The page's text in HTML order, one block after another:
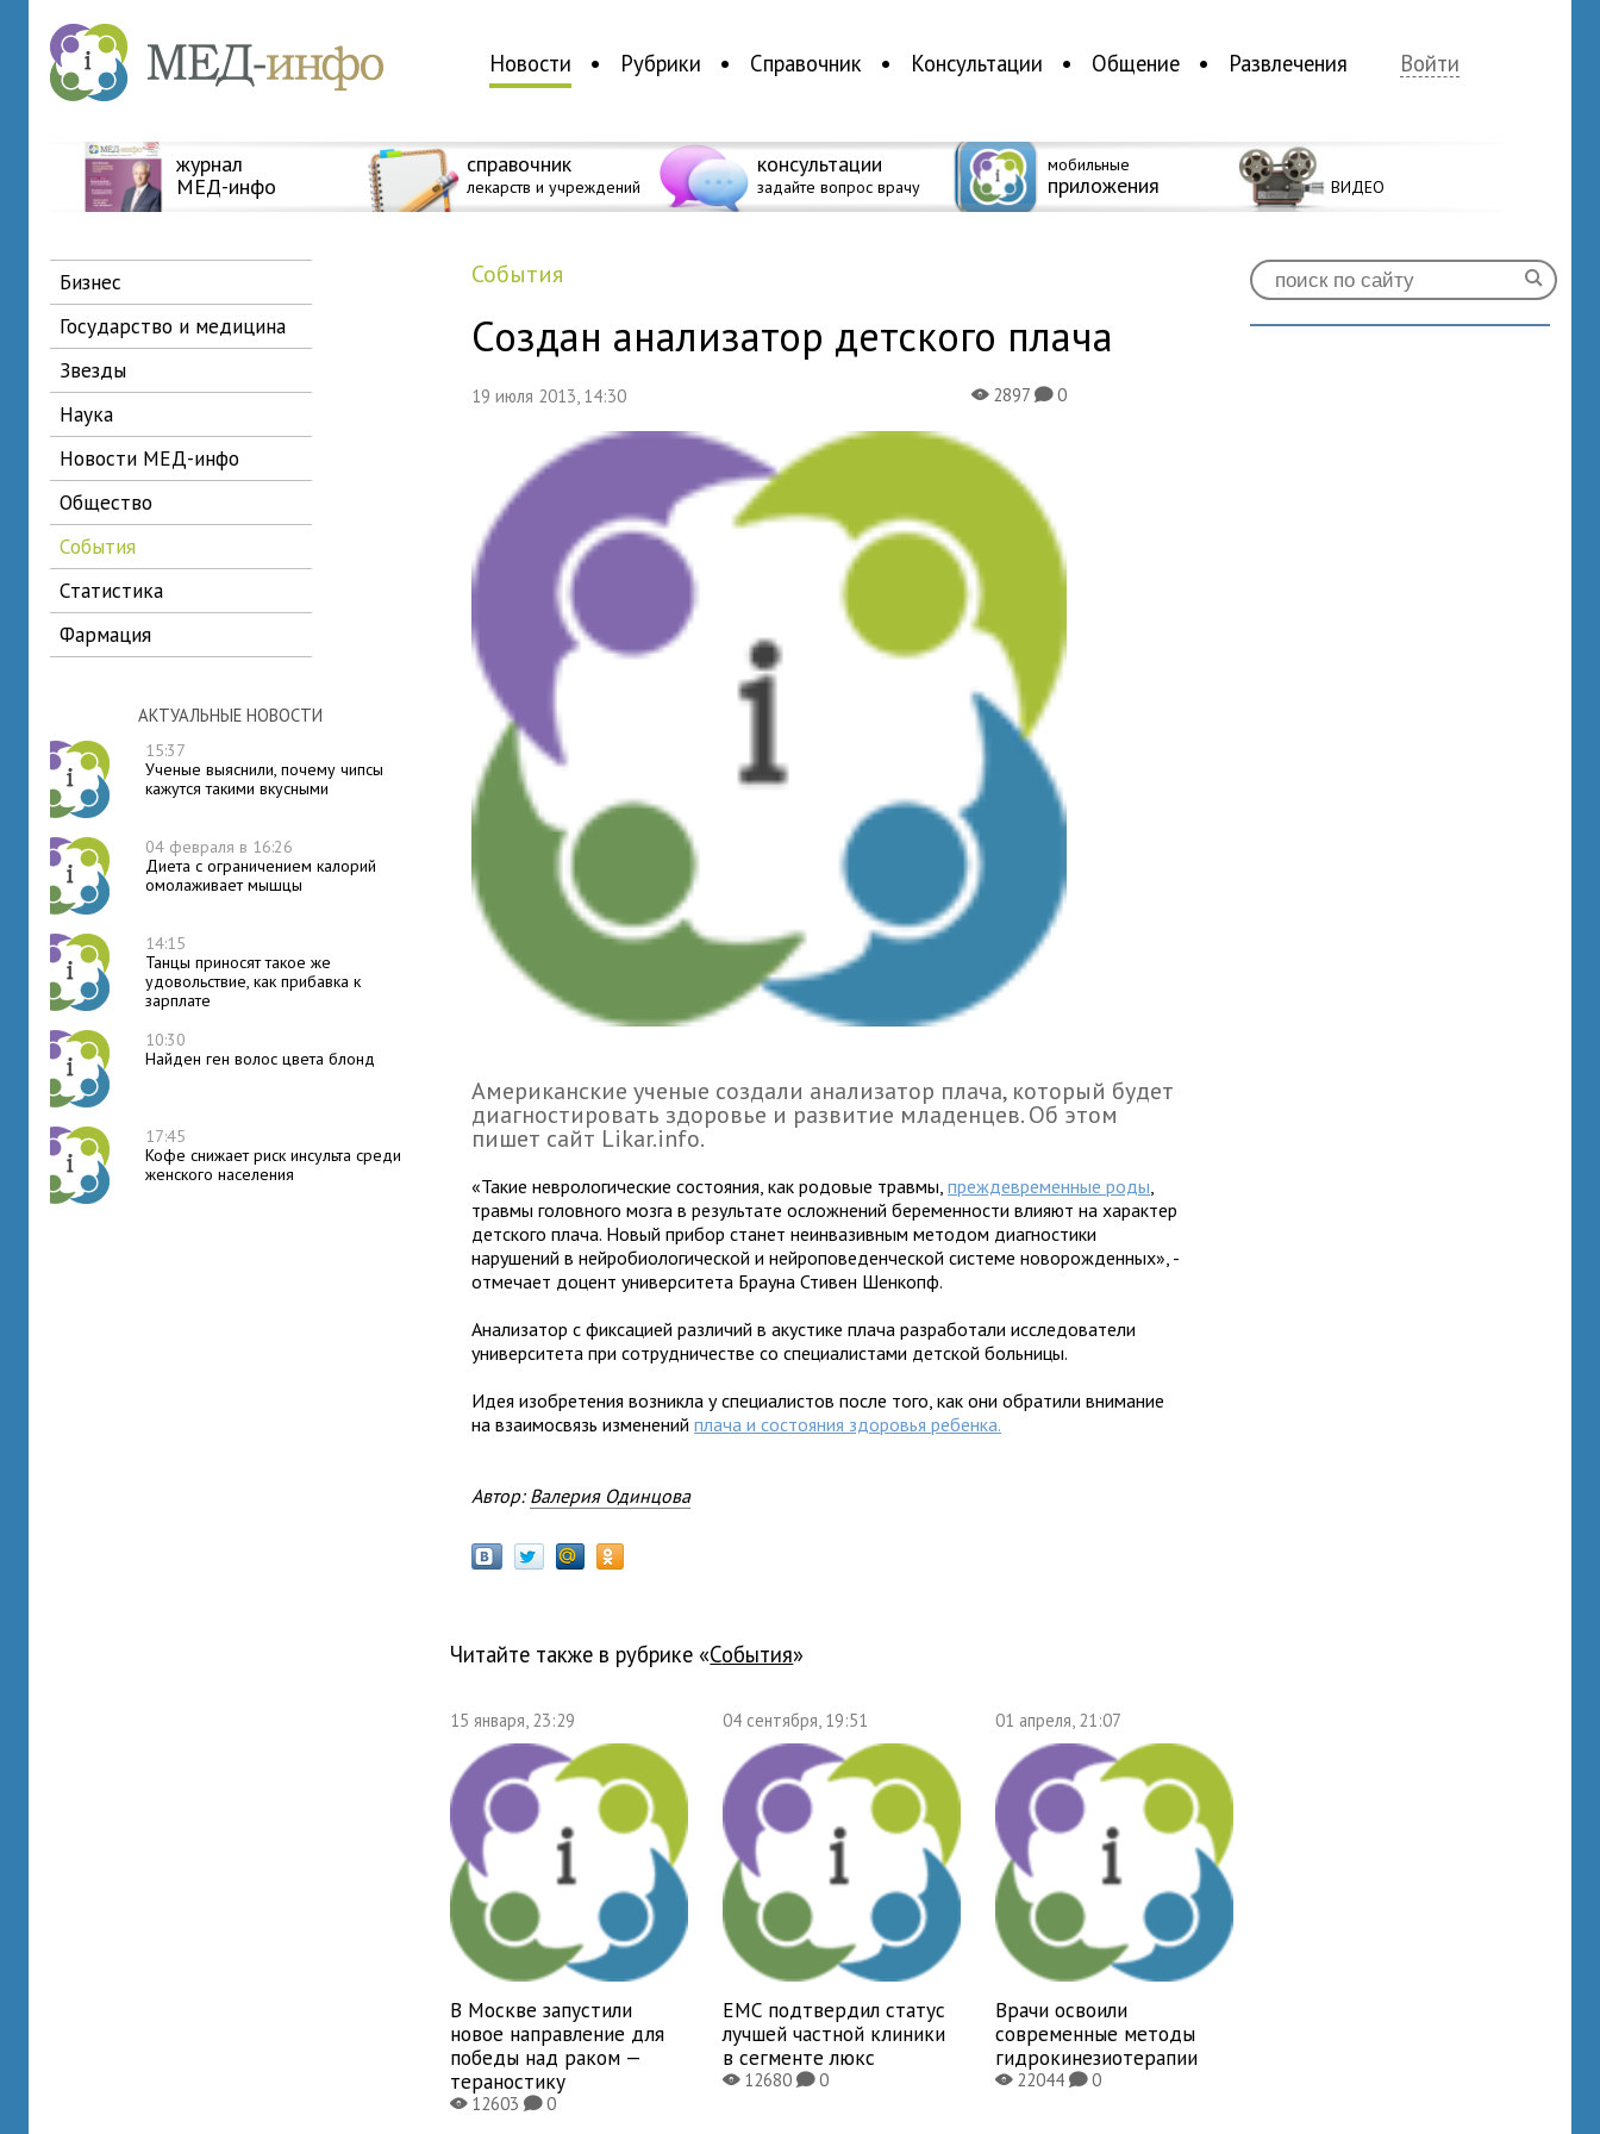
Новости Рубрики Справочник Консультации Общение Развлечения Войти
журнал
МЕД-инфо
справочник
лекарств и учреждений
консультации
задайте вопрос врачу
мобильные
приложения ВИДЕО
бизнес
государство и медицина
звезды
наука
новости МЕД-инфо
общество
события
статистика
фармация
АКТУАЛЬНЫЕ НОВОСТИ
15:37
Ученые выяснили, почему чипсы
кажутся такими вкусными
04 февраля в 16:26
Диета с ограничением калорий
омолаживает мышцы
14:15
Танцы приносят такое же
удовольствие, как прибавка к
зарплате
10:30
Найден ген волос цвета блонд
17:45
Кофе снижает риск инсульта среди
женского населения
события
Создан анализатор детского плача
19 июля 2013, 14:30 X2897K0
Американские ученые создали анализатор плача, который будет
диагностировать здоровье и развитие младенцев. Об этом
пишет сайт Likar.info.
«Такие неврологические состояния, как родовые травмы,преждевременные роды,
травмы головного мозга в результате осложнений беременности влияют на характер
детского плача. Новый прибор станет неинвазивным методом диагностики
нарушений в нейробиологической и нейроповеденческой системе новорожденных», -
отмечает доцент университета Брауна Стивен Шенкопф.
Анализатор с фиксацией различий в акустике плача разработали исследователи
университета при сотрудничестве со специалистами детской больницы.
Идея изобретения возникла у специалистов после того, как они обратили внимание
на взаимосвязь измененийплача и состояния здоровья ребенка.
Автор: Валерия Одинцова
Читайте также в рубрике « события»
15 января, 23:29
В Москве запустили
новое направление для
победы над раком —
тераностику
X12603K0
04 сентября, 19:51
EMC подтвердил статус
лучшей частной клиники
в сегменте люкс
X12680K0
01 апреля, 21:07
Врачи освоили
современные методы
гидрокинезиотерапии
X22044K0